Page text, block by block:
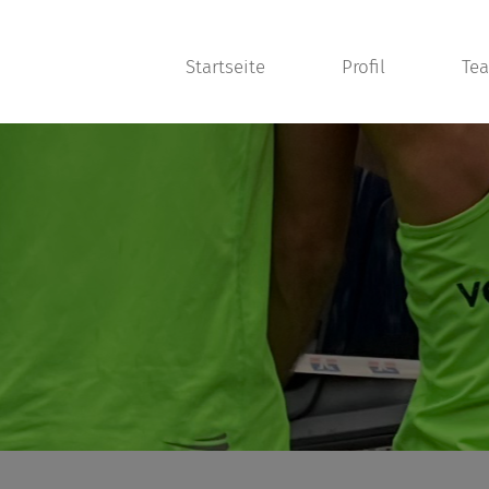
Startseite Profil